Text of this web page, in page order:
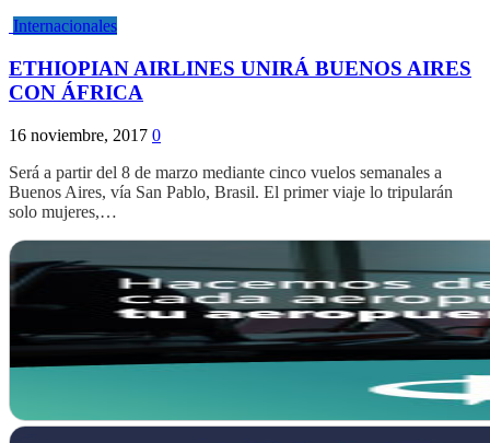
Internacionales
ETHIOPIAN AIRLINES UNIRÁ BUENOS AIRES
CON ÁFRICA
16 noviembre, 2017 0
Será a partir del 8 de marzo mediante cinco vuelos semanales a
Buenos Aires, vía San Pablo, Brasil. El primer viaje lo tripularán
solo mujeres,…